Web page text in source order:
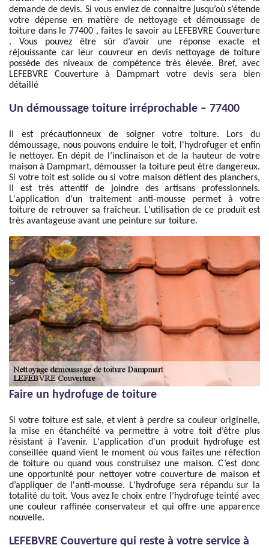
demande de devis. Si vous enviez de connaitre jusqu’où s’étende
votre dépense en matière de nettoyage et démoussage de
toiture dans le 77400 , faites le savoir au LEFEBVRE Couverture
. Vous pouvez être sûr d’avoir une réponse exacte et
réjouissante car leur couvreur en devis nettoyage de toiture
possède des niveaux de compétence très élevée. Bref, avec
LEFEBVRE Couverture à Dampmart votre devis sera bien
détaillé
Un démoussage toiture irréprochable – 77400
Il est précautionneux de soigner votre toiture. Lors du
démoussage, nous pouvons enduire le toit, l'hydrofuger et enfin
le nettoyer. En dépit de l’inclinaison et de la hauteur de votre
maison à Dampmart, démousser la toiture peut être dangereux.
Si votre toit est solide ou si votre maison détient des planchers,
il est très attentif de joindre des artisans professionnels.
L'application d'un traitement anti-mousse permet à votre
toiture de retrouver sa fraîcheur. L'utilisation de ce produit est
très avantageuse avant une peinture sur toiture.
Faire un hydrofuge de toiture
Si votre toiture est sale, et vient à perdre sa couleur originelle,
la mise en étanchéité va permettre à votre toit d’être plus
résistant à l’avenir. L'application d'un produit hydrofuge est
conseillée quand vient le moment où vous faites une réfection
de toiture ou quand vous construisez une maison. C’est donc
une opportunité pour nettoyer votre couverture de maison et
d’appliquer de l'anti-mousse. L'hydrofuge sera répandu sur la
totalité du toit. Vous avez le choix entre l’hydrofuge teinté avec
une couleur raffinée conservateur et qui offre une apparence
nouvelle.
LEFEBVRE Couverture qui reste à votre service à